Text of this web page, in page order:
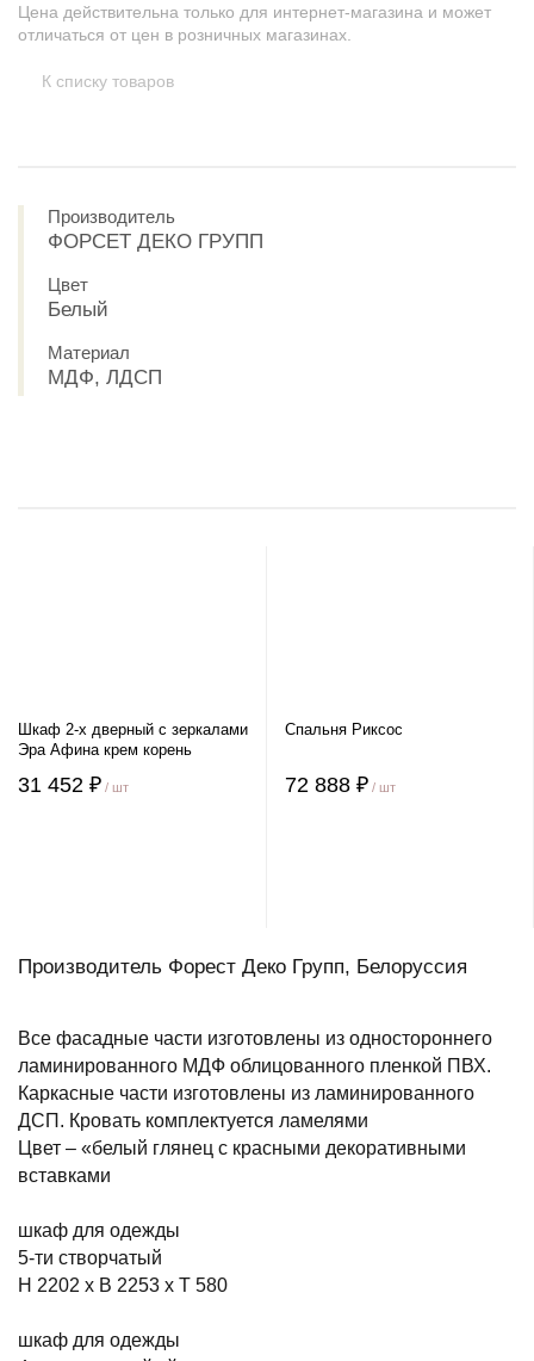
Цена действительна только для интернет-магазина и может
отличаться от цен в розничных магазинах.
К списку товаров
Производитель
ФОРСЕТ ДЕКО ГРУПП
Цвет
Белый
Материал
МДФ, ЛДСП
Шкаф 2-х дверный с зеркалами
Эра Афина крем корень
31 452 ₽ / шт
Спальня Риксос
72 888 ₽ / шт
Производитель Форест Деко Групп, Белоруссия
Все фасадные части изготовлены из одностороннего
ламинированного МДФ облицованного пленкой ПВХ.
Каркасные части изготовлены из ламинированного
ДСП. Кровать комплектуется ламелями
Цвет – «белый глянец с красными декоративными
вставками
шкаф для одежды
5-ти створчатый
Н 2202 х В 2253 х Т 580
шкаф для одежды